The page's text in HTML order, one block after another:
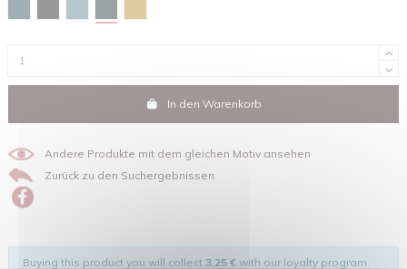
In den Warenkorb
Andere Produkte mit dem gleichen Motiv ansehen
Zurück zu den Suchergebnissen
Buying this product you will collect 3,25 € with our loyalty program.